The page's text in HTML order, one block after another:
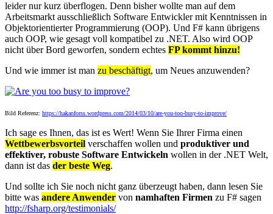
leider nur kurz überflogen. Denn bisher wollte man auf dem
Arbeitsmarkt ausschließlich Software Entwickler mit Kenntnissen in
Objektorientierter Programmierung (OOP). Und F# kann übrigens
auch OOP, wie gesagt voll kompatibel zu .NET. Also wird OOP
nicht über Bord geworfen, sondern echtes FP kommt hinzu!
Und wie immer ist man zu beschäftigt, um Neues anzuwenden?
Bild Referenz: https://hakanforss.wordpress.com/2014/03/10/are-you-too-busy-to-improve/
Ich sage es Ihnen, das ist es Wert! Wenn Sie Ihrer Firma einen
Wettbewerbsvorteil verschaffen wollen und produktiver und
effektiver, robuste Software Entwickeln wollen in der .NET Welt,
dann ist das der beste Weg.
Und sollte ich Sie noch nicht ganz überzeugt haben, dann lesen Sie
bitte was andere Anwender von namhaften Firmen zu F# sagen
http://fsharp.org/testimonials/